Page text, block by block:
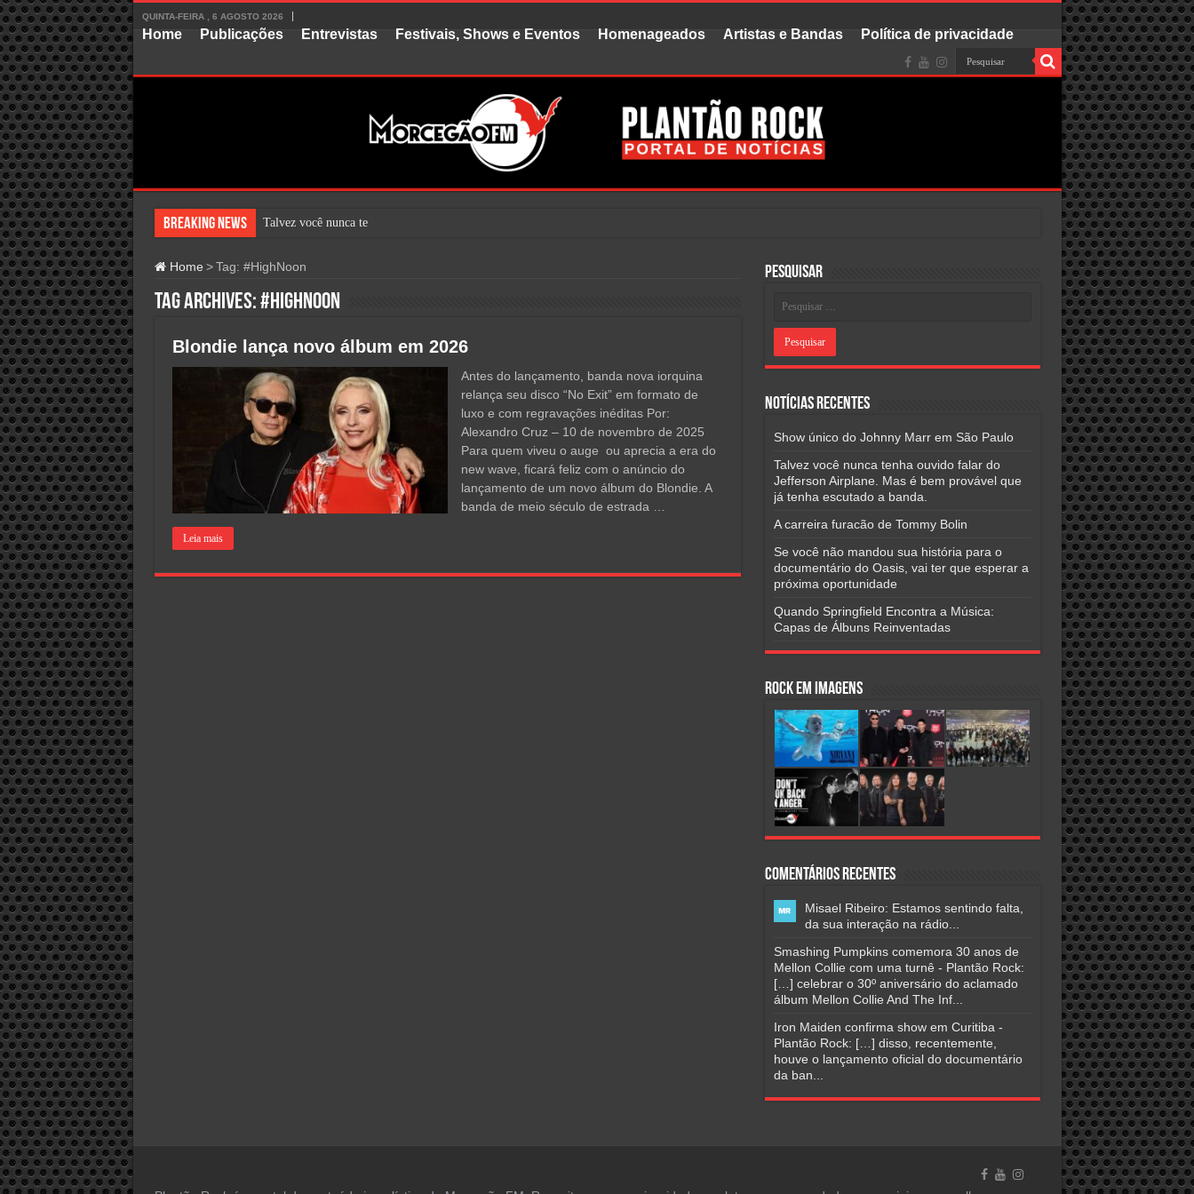
QUINTA-FEIRA , 6 AGOSTO 2026
Home Publicações Entrevistas Festivais, Shows e Eventos Homenageados Artistas e Bandas Política de privacidade
Breaking News Talvez você nunca tenha ouvido
Home > Tag: #HighNoon
Tag Archives:#HighNoon
Blondie lança novo álbum em 2026
Antes do lançamento, banda nova iorquina
relança seu disco “No Exit” em formato de
luxo e com regravações inéditas Por:
Alexandro Cruz – 10 de novembro de 2025
Para quem viveu o auge ou aprecia a era do
new wave, ficará feliz com o anúncio do
lançamento de um novo álbum do Blondie. A
banda de meio século de estrada …
Leia mais
Pesquisar
Notícias Recentes
Show único do Johnny Marr em São Paulo
Talvez você nunca tenha ouvido falar do
Jefferson Airplane. Mas é bem provável que
já tenha escutado a banda.
A carreira furacão de Tommy Bolin
Se você não mandou sua história para o
documentário do Oasis, vai ter que esperar a
próxima oportunidade
Quando Springfield Encontra a Música:
Capas de Álbuns Reinventadas
Rock em Imagens
Comentários Recentes
Misael Ribeiro: Estamos sentindo falta,
da sua interação na rádio...
Smashing Pumpkins comemora 30 anos de
Mellon Collie com uma turnê - Plantão Rock:
[…] celebrar o 30º aniversário do aclamado
álbum Mellon Collie And The Inf...
Iron Maiden confirma show em Curitiba -
Plantão Rock: […] disso, recentemente,
houve o lançamento oficial do documentário
da ban...